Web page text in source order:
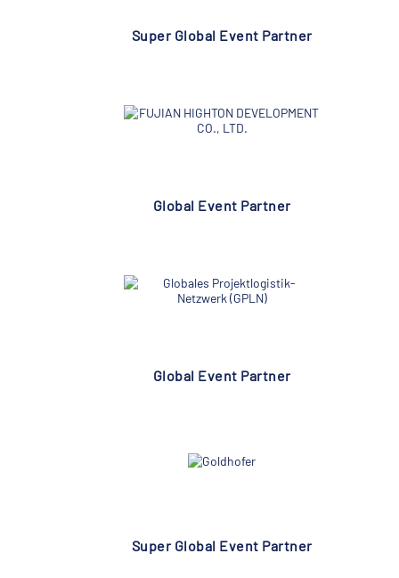
Super Global Event Partner
Global Event Partner
Global Event Partner
Super Global Event Partner